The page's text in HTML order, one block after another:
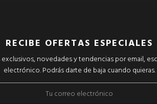
RECIBE OFERTAS ESPECIALES
novedades y tendencias por email,
electrónico. Podrás darte de baja cuando quieras.